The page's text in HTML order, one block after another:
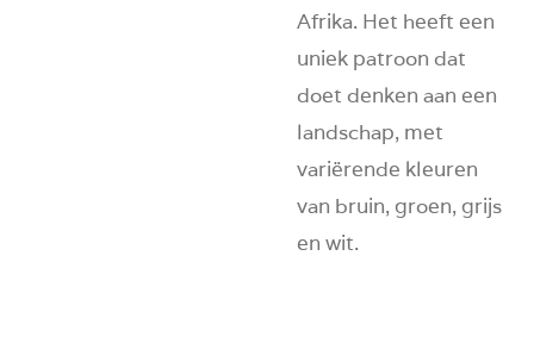
Afrika. Het heeft een
uniek patroon dat
doet denken aan een
landschap, met
variërende kleuren
van bruin, groen, grijs
en wit.